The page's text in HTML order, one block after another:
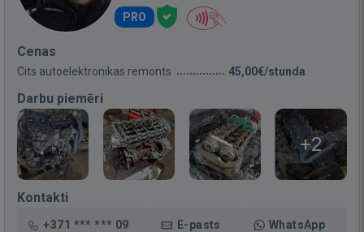
PRO
Cenas
Cits autoelektronikas remonts 45,00€/stunda
Darbu piemēri
+2
Kontakti
+371 *** *** 09 E-pasts WhatsApp